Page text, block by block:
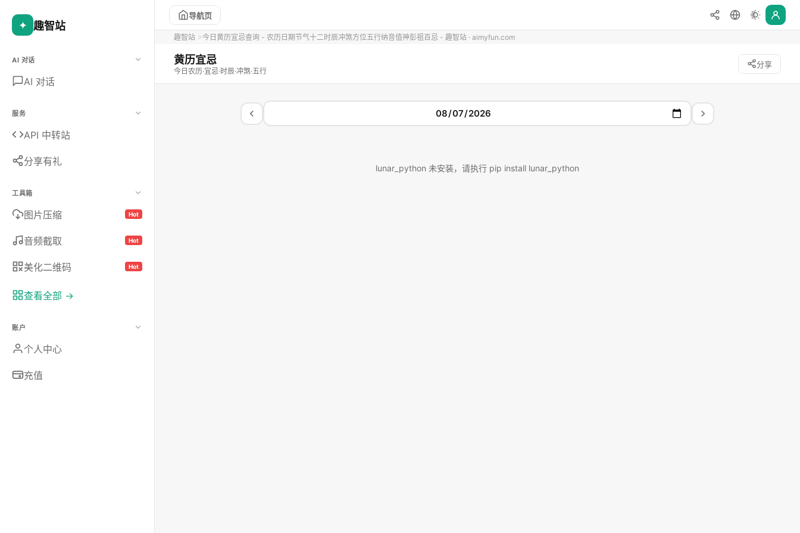
✦ 趣智站
AI 对话
AI 对话
服务
API 中转站
分享有礼
工具箱
图片压缩 Hot
音频截取 Hot
美化二维码 Hot
查看全部 →
账户
个人中心
充值
导航页
趣智站 今日黄历宜忌查询 - 农历日期节气十二时辰冲煞方位五行纳音值神彭祖百忌 - 趣智站 · aimyfun.com
黄历宜忌
今日农历·宜忌·时辰·冲煞·五行
分享
lunar_python 未安装，请执行 pip install lunar_python